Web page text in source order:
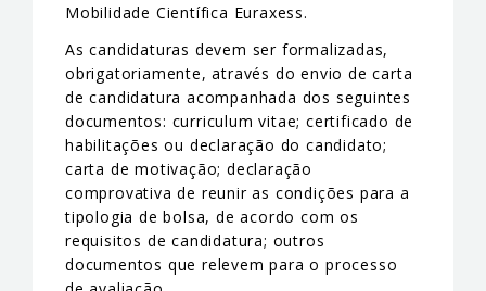
Mobilidade Científica Euraxess.
As candidaturas devem ser formalizadas,
obrigatoriamente, através do envio de carta
de candidatura acompanhada dos seguintes
documentos: curriculum vitae; certificado de
habilitações ou declaração do candidato;
carta de motivação; declaração
comprovativa de reunir as condições para a
tipologia de bolsa, de acordo com os
requisitos de candidatura; outros
documentos que relevem para o processo